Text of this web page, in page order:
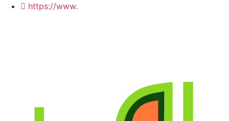
https://www.